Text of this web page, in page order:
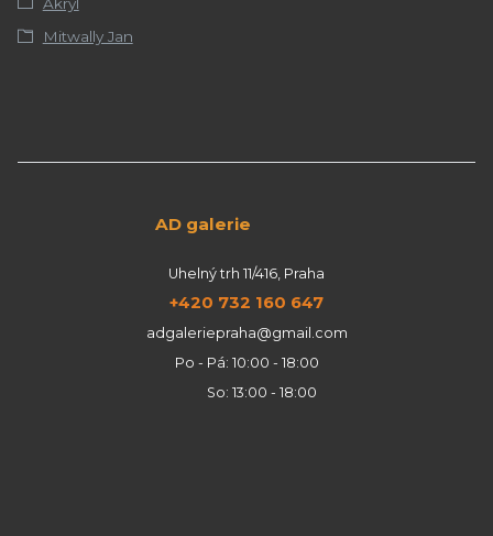
Mitwally Jan
AD galerie
Uhelný trh 11/416, Praha
+420 732 160 647
adgaleriepraha@gmail.com
Po - Pá: 10:00 - 18:00
So: 13:00 - 18:00